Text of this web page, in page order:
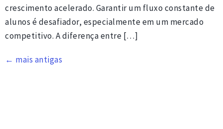
crescimento acelerado. Garantir um fluxo constante de
alunos é desafiador, especialmente em um mercado
competitivo. A diferença entre […]
← mais antigas